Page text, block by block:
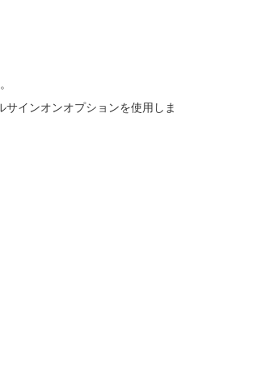
サインオンオプションを使用しま